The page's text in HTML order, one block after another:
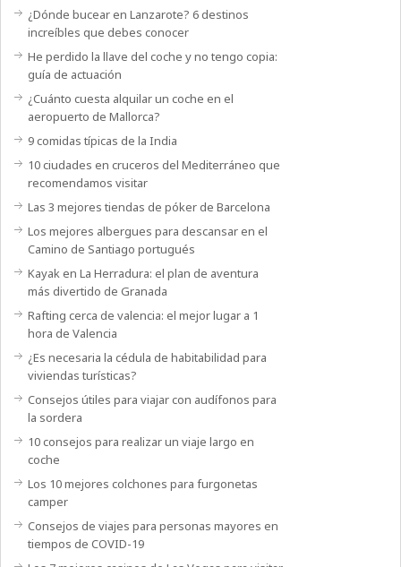
¿Dónde bucear en Lanzarote? 6 destinos
increíbles que debes conocer
He perdido la llave del coche y no tengo copia:
guía de actuación
¿Cuánto cuesta alquilar un coche en el
aeropuerto de Mallorca?
9 comidas típicas de la India
10 ciudades en cruceros del Mediterráneo que
recomendamos visitar
Las 3 mejores tiendas de póker de Barcelona
Los mejores albergues para descansar en el
Camino de Santiago portugués
Kayak en La Herradura: el plan de aventura
más divertido de Granada
Rafting cerca de valencia: el mejor lugar a 1
hora de Valencia
¿Es necesaria la cédula de habitabilidad para
viviendas turísticas?
Consejos útiles para viajar con audífonos para
la sordera
10 consejos para realizar un viaje largo en
coche
Los 10 mejores colchones para furgonetas
camper
Consejos de viajes para personas mayores en
tiempos de COVID-19